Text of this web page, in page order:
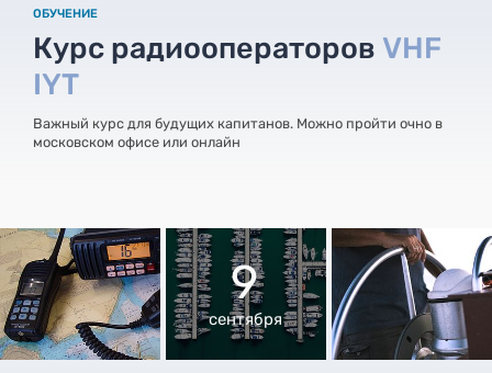
ОБУЧЕНИЕ
Курс радиооператоров VHF
IYT
Важный курс для будущих капитанов. Можно пройти очно в
московском офисе или онлайн
9
сентября